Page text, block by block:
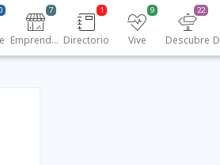
Emprendedores
7
Directorio
1
Vive
9
Descubre
22